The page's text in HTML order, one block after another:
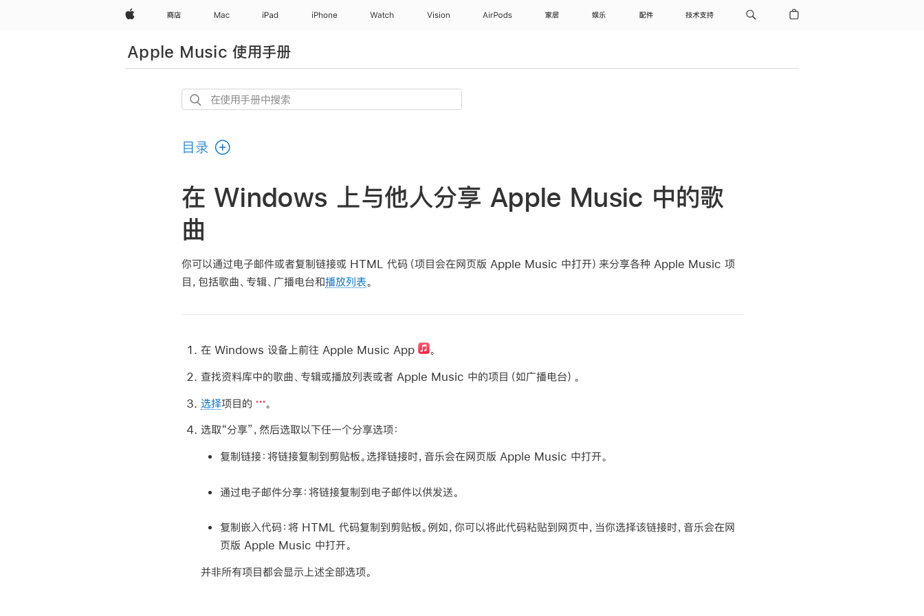
Apple 商店 Mac iPad iPhone Watch Vision AirPods 家居 娱乐 配件 技术支持
Apple Music 使用手册
在
手
中
搜
索
目录
在 Windows 上与他人分享 Apple Music 中的歌
曲
你可以通过电子邮件或者复制链接或 HTML 代码（项目会在网页版 Apple Music 中打开）来分享各种 Apple Music 项
目，包括歌曲、专辑、广播电台和播放列表。
在 Windows 设备上前往 Apple Music App 。
查找资料库中的歌曲、专辑或播放列表或者 Apple Music 中的项目（如广播电台）。
选择项目的 。
选取“分享”，然后选取以下任一个分享选项：
复制链接： 将链接复制到剪贴板。选择链接时，音乐会在网页版 Apple Music 中打开。
通过电子邮件分享： 将链接复制到电子邮件以供发送。
复制嵌入代码： 将 HTML 代码复制到剪贴板。例如，你可以将此代码粘贴到网页中，当你选择该链接时，音乐会在网
页版 Apple Music 中打开。
并非所有项目都会显示上述全部选项。